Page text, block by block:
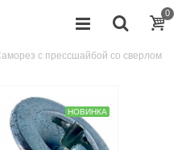
0
с прессшайбой со сверлом
НОВИНКА